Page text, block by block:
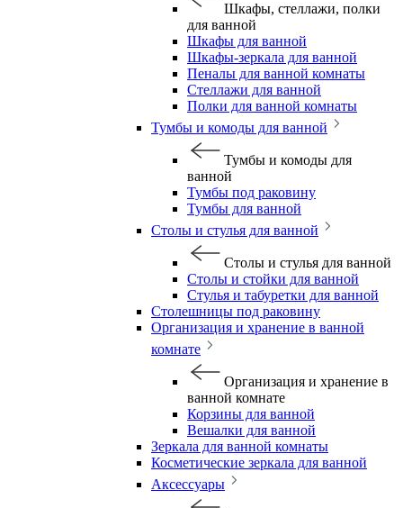
Шкафы, стеллажи, полки
для ванной
Шкафы для ванной
Шкафы-зеркала для ванной
Пеналы для ванной комнаты
Стеллажи для ванной
Полки для ванной комнаты
Тумбы и комоды для ванной
Тумбы и комоды для
ванной
Тумбы под раковину
Тумбы для ванной
Столы и стулья для ванной
Столы и стулья для ванной
Столы и стойки для ванной
Стулья и табуретки для ванной
Столешницы под раковину
Организация и хранение в ванной
комнате
Организация и хранение в
ванной комнате
Корзины для ванной
Вешалки для ванной
Зеркала для ванной комнаты
Косметические зеркала для ванной
Аксессуары